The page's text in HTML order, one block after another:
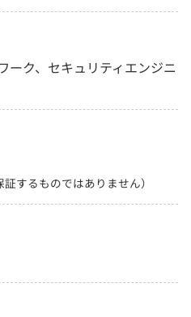
ーク、セキュリティエンジニ
するものではありません）